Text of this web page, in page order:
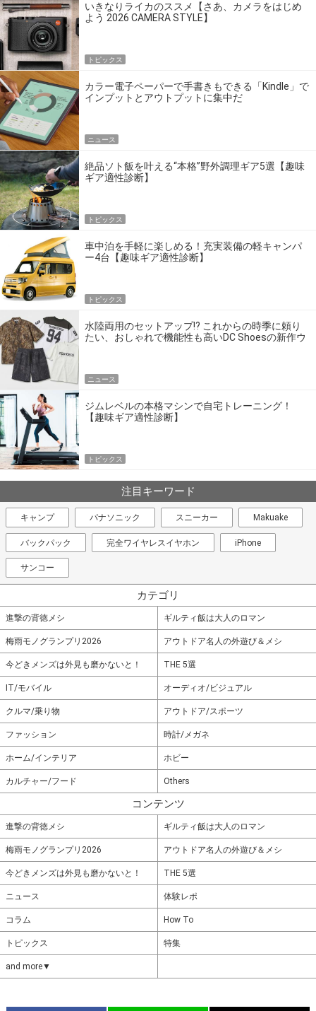
いきなりライカのススメ【さあ、カメラをはじめ
よう 2026 CAMERA STYLE】
トピックス
カラー電子ペーパーで手書きもできる「Kindle」で
インプットとアウトプットに集中だ
ニュース
絶品ソト飯を叶える“本格”野外調理ギア5選【趣味
ギア適性診断】
トピックス
車中泊を手軽に楽しめる！充実装備の軽キャンパ
ー4台【趣味ギア適性診断】
トピックス
水陸両用のセットアップ!? これからの時季に頼り
たい、おしゃれで機能性も高いDC Shoesの新作ウ
ニュース
ジムレベルの本格マシンで自宅トレーニング！
【趣味ギア適性診断】
トピックス
注目キーワード
キャンプ パナソニック スニーカー Makuake
バックパック 完全ワイヤレスイヤホン iPhone
サンコー
カテゴリ
進撃の背徳メシ ギルティ飯は大人のロマン
梅雨モノグランプリ2026 アウトドア名人の外遊び＆メシ
今どきメンズは外見も磨かないと！ THE 5選
IT/モバイル オーディオ/ビジュアル
クルマ/乗り物 アウトドア/スポーツ
ファッション 時計/メガネ
ホーム/インテリア ホビー
カルチャー/フード Others
コンテンツ
進撃の背徳メシ ギルティ飯は大人のロマン
梅雨モノグランプリ2026 アウトドア名人の外遊び＆メシ
今どきメンズは外見も磨かないと！ THE 5選
ニュース 体験レポ
コラム How To
トピックス 特集
and more▼